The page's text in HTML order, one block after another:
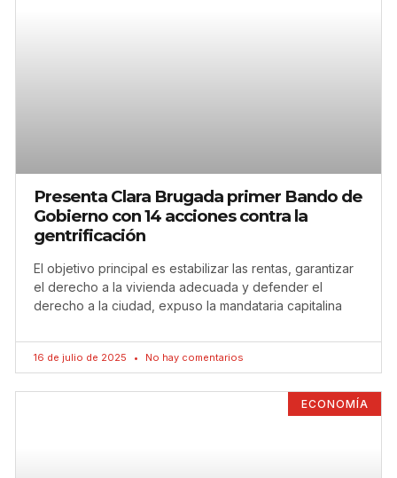
Presenta Clara Brugada primer Bando de
Gobierno con 14 acciones contra la
gentrificación
El objetivo principal es estabilizar las rentas, garantizar
el derecho a la vivienda adecuada y defender el
derecho a la ciudad, expuso la mandataria capitalina
16 de julio de 2025 No hay comentarios
ECONOMÍA